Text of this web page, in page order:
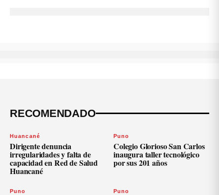
RECOMENDADO
Huancané
Dirigente denuncia
irregularidades y falta de
capacidad en Red de Salud
Huancané
Puno
Colegio Glorioso San Carlos
inaugura taller tecnológico
por sus 201 años
Puno Puno